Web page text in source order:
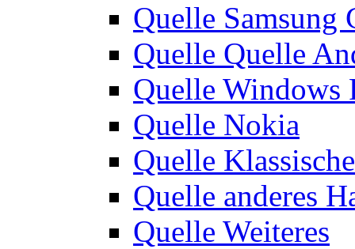
Quelle Samsung
Quelle Quelle
Quelle Windows
Quelle Nokia
Quelle
Quelle anderes
Quelle Weiteres